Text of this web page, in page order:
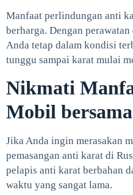
Manfaat perlindungan anti
berharga. Dengan
Anda tetap dalam kondisi
tunggu sampai karat mulai
Nikmati
Mobil
Jika Anda ingin merasakan
pemasangan anti karat di
pelapis anti karat berbahan
waktu yang sangat lama.